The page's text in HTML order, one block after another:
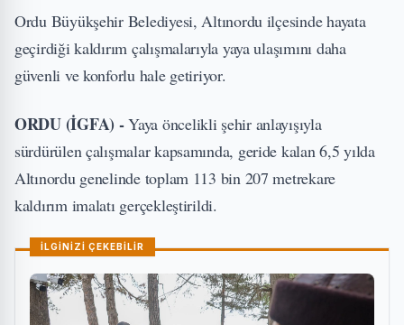
Ordu Büyükşehir Belediyesi, Altınordu ilçesinde hayata
geçirdiği kaldırım çalışmalarıyla yaya ulaşımını daha
güvenli ve konforlu hale getiriyor.
ORDU (İGFA) -Yaya öncelikli şehir anlayışıyla
sürdürülen çalışmalar kapsamında, geride kalan 6,5 yılda
Altınordu genelinde toplam 113 bin 207 metrekare
kaldırım imalatı gerçekleştirildi.
İLGİNİZİ ÇEKEBİLİR